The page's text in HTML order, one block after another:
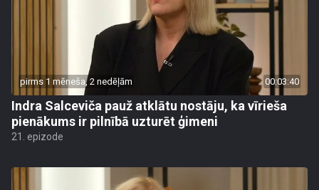
pirms 1 mēneša, 2 nedēļām 00:03:40
Indra Salceviča pauž atklātu nostāju, ka vīrieša
pienākums ir pilnībā uzturēt ģimeni
21. epizode